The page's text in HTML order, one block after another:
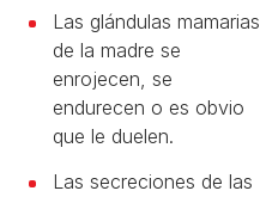
Las glándulas mamarias
de la madre se
enrojecen, se
endurecen o es obvio
que le duelen.
Las secreciones de las